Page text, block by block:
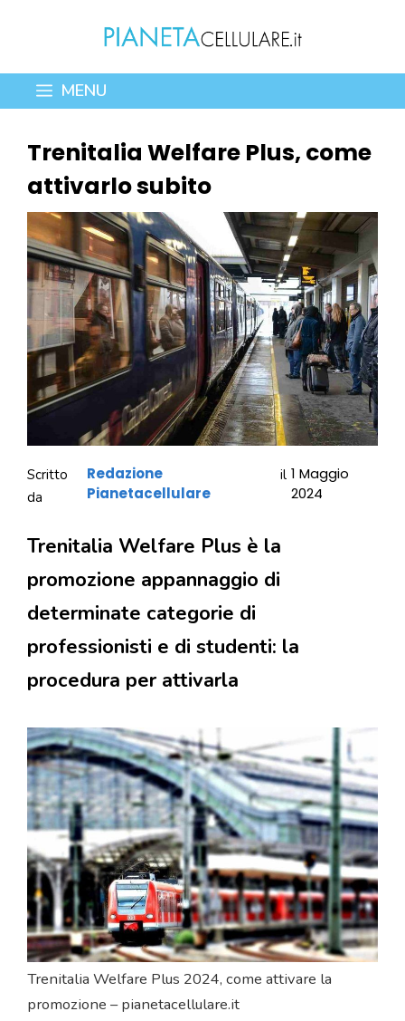
contenuto
MENU
Trenitalia Welfare Plus, come
attivarlo subito
Scritto
da
Redazione
Pianetacellulare
il 1 Maggio
2024
Trenitalia Welfare Plus è la
promozione appannaggio di
determinate categorie di
professionisti e di studenti: la
procedura per attivarla
Trenitalia Welfare Plus 2024, come attivare la
promozione – pianetacellulare.it